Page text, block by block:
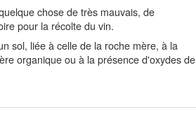
chose de très mauvais, de
pour la récolte du vin.
sol, liée à celle de la roche mère, à la
organique ou à la présence d'oxydes de